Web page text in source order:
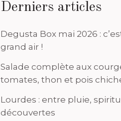
Derniers articles
Degusta Box mai 2026 :
grand air !
Salade complète aux
tomates, thon et pois
Lourdes : entre pluie,
découvertes